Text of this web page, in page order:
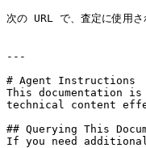
次の URL で、査定に使
---
# Agent Instructions
This documentation
technical content
## Querying This
If you need